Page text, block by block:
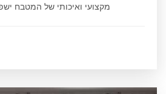
מקצועי ואיכותי של המטבח